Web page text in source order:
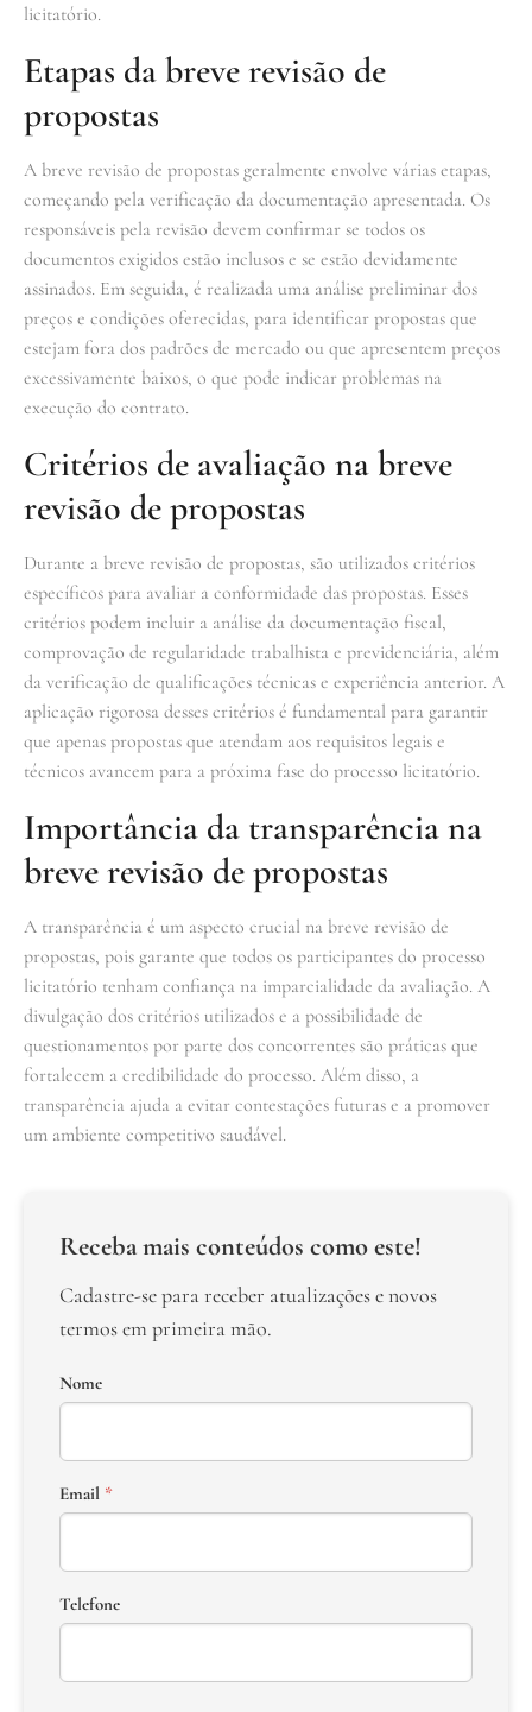
licitatório.
Etapas da breve revisão de
propostas
A breve revisão de propostas geralmente envolve várias etapas,
começando pela verificação da documentação apresentada. Os
responsáveis pela revisão devem confirmar se todos os
documentos exigidos estão inclusos e se estão devidamente
assinados. Em seguida, é realizada uma análise preliminar dos
preços e condições oferecidas, para identificar propostas que
estejam fora dos padrões de mercado ou que apresentem preços
excessivamente baixos, o que pode indicar problemas na
execução do contrato.
Critérios de avaliação na breve
revisão de propostas
Durante a breve revisão de propostas, são utilizados critérios
específicos para avaliar a conformidade das propostas. Esses
critérios podem incluir a análise da documentação fiscal,
comprovação de regularidade trabalhista e previdenciária, além
da verificação de qualificações técnicas e experiência anterior. A
aplicação rigorosa desses critérios é fundamental para garantir
que apenas propostas que atendam aos requisitos legais e
técnicos avancem para a próxima fase do processo licitatório.
Importância da transparência na
breve revisão de propostas
A transparência é um aspecto crucial na breve revisão de
propostas, pois garante que todos os participantes do processo
licitatório tenham confiança na imparcialidade da avaliação. A
divulgação dos critérios utilizados e a possibilidade de
questionamentos por parte dos concorrentes são práticas que
fortalecem a credibilidade do processo. Além disso, a
transparência ajuda a evitar contestações futuras e a promover
um ambiente competitivo saudável.
Receba mais conteúdos como este!
Cadastre-se para receber atualizações e novos
termos em primeira mão.
Nome
Email *
Telefone